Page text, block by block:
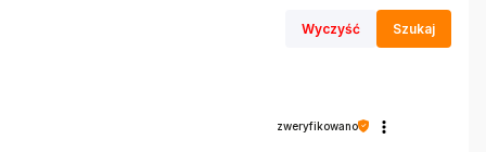
Wyczyść Szukaj
zweryfikowano